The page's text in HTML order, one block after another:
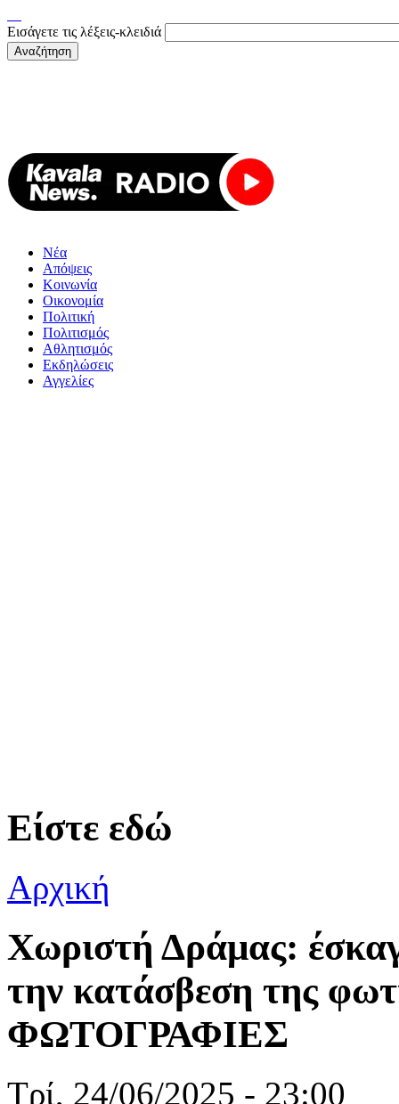
Εισάγετε τις λέξεις-κλειδιά
Νέα
Απόψεις
Κοινωνία
Οικονομία
Πολιτική
Πολιτισμός
Αθλητισμός
Εκδηλώσεις
Αγγελίες
Είστε εδώ
Αρχική
Χωριστή Δράμας:
την κατάσβεση της
ΦΩΤΟΓΡΑΦΙΕΣ
Τρί, 24/06/2025 - 23:00